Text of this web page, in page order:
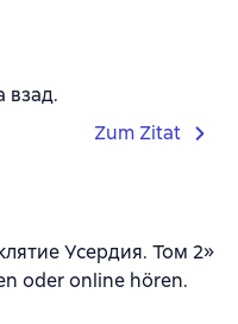
взад.
Zum Zitat
Усердия. Том 2»
oder online hören.